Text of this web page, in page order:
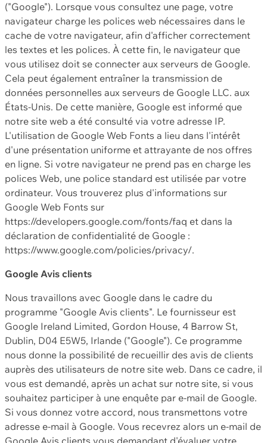
("Google"). Lorsque vous consultez une page, votre
navigateur charge les polices web nécessaires dans le
cache de votre navigateur, afin d'afficher correctement
les textes et les polices. À cette fin, le navigateur que
vous utilisez doit se connecter aux serveurs de Google.
Cela peut également entraîner la transmission de
données personnelles aux serveurs de Google LLC. aux
États-Unis. De cette manière, Google est informé que
notre site web a été consulté via votre adresse IP.
L'utilisation de Google Web Fonts a lieu dans l'intérêt
d'une présentation uniforme et attrayante de nos offres
en ligne. Si votre navigateur ne prend pas en charge les
polices Web, une police standard est utilisée par votre
ordinateur. Vous trouverez plus d'informations sur
Google Web Fonts sur
https://developers.google.com/fonts/faq et dans la
déclaration de confidentialité de Google :
https://www.google.com/policies/privacy/.
Google Avis clients
Nous travaillons avec Google dans le cadre du
programme "Google Avis clients". Le fournisseur est
Google Ireland Limited, Gordon House, 4 Barrow St,
Dublin, D04 E5W5, Irlande ("Google"). Ce programme
nous donne la possibilité de recueillir des avis de clients
auprès des utilisateurs de notre site web. Dans ce cadre, il
vous est demandé, après un achat sur notre site, si vous
souhaitez participer à une enquête par e-mail de Google.
Si vous donnez votre accord, nous transmettons votre
adresse e-mail à Google. Vous recevrez alors un e-mail de